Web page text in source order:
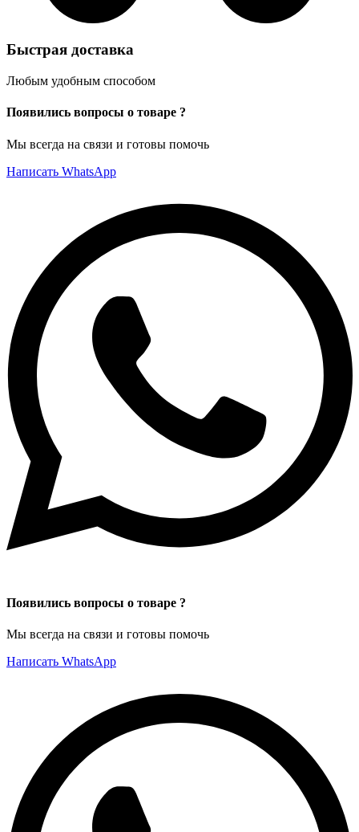
Быстрая доставка
Любым удобным способом
Появились вопросы о товаре ?
Мы всегда на связи и готовы помочь
Написать WhatsApp
Появились вопросы о товаре ?
Мы всегда на связи и готовы помочь
Написать WhatsApp